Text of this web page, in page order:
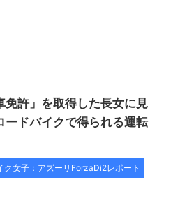
免許」を取得した長女に見
ードバイクで得られる運転
ク女子：アズーリForzaDi2レポート